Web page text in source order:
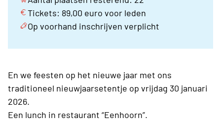
Tickets: 89,00 euro voor leden
Op voorhand inschrijven verplicht
En we feesten op het nieuwe jaar met ons
traditioneel nieuwjaarsetentje op vrijdag 30 januari
2026.
Een lunch in restaurant “Eenhoorn”.